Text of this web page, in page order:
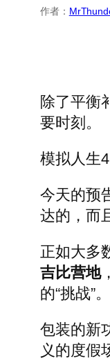
作者：
除了平衡
要时刻。
模拟人生
今天的预
达的，而
正如大多
吉比营地
的“挑战”。
包装的新
义的度假